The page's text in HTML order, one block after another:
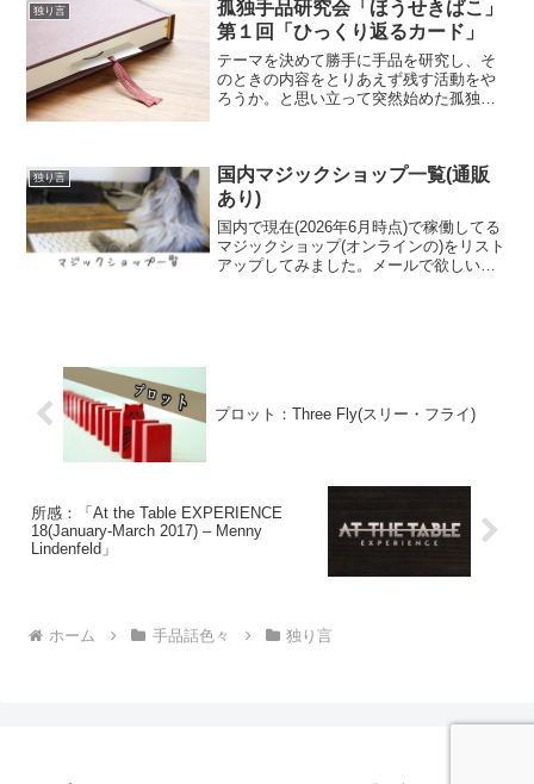
っているし、メルマガの...
独り言
孤独手品研究会「ほうせきばこ」
第１回「ひっくり返るカード」
テーマを決めて勝手に手品を研究し、そ
のときの内容をとりあえず残す活動をや
ろうか。と思い立って突然始めた孤独手
プマジックサーク...
独り言
国内マジックショップ一覧(通販
あり)
国内で現在(2026年6月時点)で稼働してる
マジックショップ(オンラインの)をリスト
アップしてみました。メールで欲しい物
プロット：Three Fly(スリー・フライ)
所感：「At the Table EXPERIENCE
18(January-March 2017) – Menny
Lindenfeld」
ホーム 手品話色々 独り言